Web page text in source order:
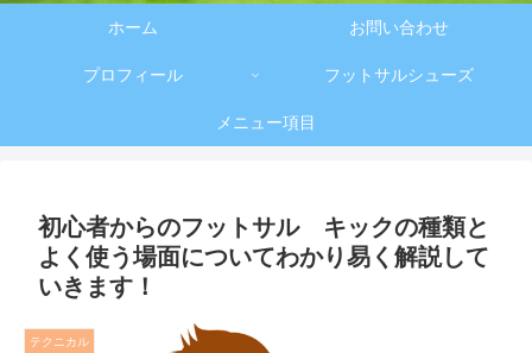
ホーム お問い合わせ
プロフィール フットサルシューズ
メニュー項目
初心者からのフットサル キックの種類と
よく使う場面についてわかり易く解説して
いきます！
テクニカル